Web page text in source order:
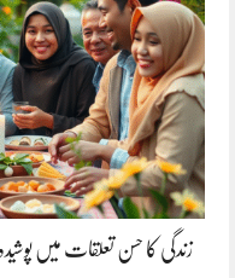
زندگی کا حسن تعلقات میں